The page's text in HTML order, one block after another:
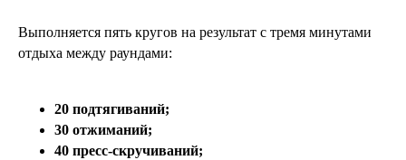
Выполняется пять кругов на результат с тремя минутами
отдыха между раундами:
20 подтягиваний;
30 отжиманий;
40 пресс-скручиваний;